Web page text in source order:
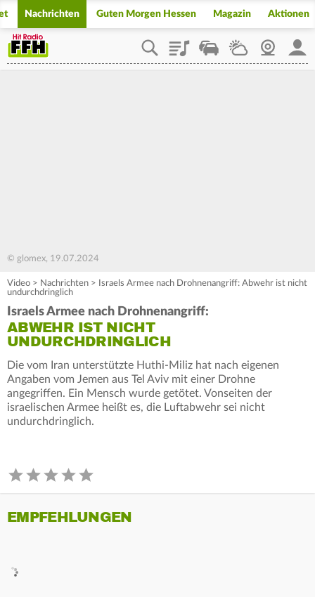
Nachrichten Guten Morgen Hessen Magazin Aktionen
PlaylistStaupilotWetterWebcam
© glomex, 19.07.2024
Video > Nachrichten >
Israels Armee nach Drohnenangriff: Abwehr ist nicht
undurchdringlich
Israels Armee nach Drohnenangriff:
ABWEHR IST NICHT
UNDURCHDRINGLICH
Die vom Iran unterstützte Huthi-Miliz hat nach eigenen
Angaben vom Jemen aus Tel Aviv mit einer Drohne
angegriffen. Ein Mensch wurde getötet. Vonseiten der
israelischen Armee heißt es, die Luftabwehr sei nicht
undurchdringlich.
EMPFEHLUNGEN